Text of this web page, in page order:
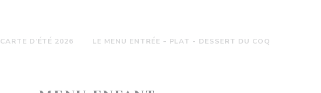
CARTE D’ÉTÉ 2026 LE MENU ENTRÉE - PLAT - DESSERT DU COQ